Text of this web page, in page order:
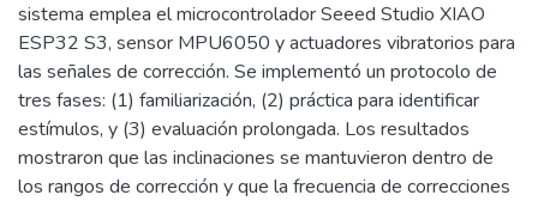
sistema emplea el microcontrolador Seeed Studio XIAO
ESP32 S3, sensor MPU6050 y actuadores vibratorios para
las señales de corrección. Se implementó un protocolo de
tres fases: (1) familiarización, (2) práctica para identificar
estímulos, y (3) evaluación prolongada. Los resultados
mostraron que las inclinaciones se mantuvieron dentro de
los rangos de corrección y que la frecuencia de correcciones